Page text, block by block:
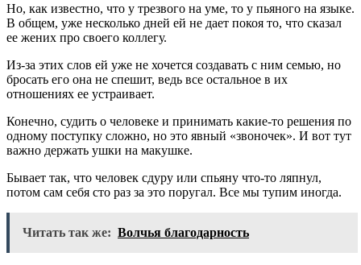
Но, как известно, что у трезвого на уме, то у пьяного на языке.
В общем, уже несколько дней ей не дает покоя то, что сказал
ее жених про своего коллегу.
Из-за этих слов ей уже не хочется создавать с ним семью, но
бросать его она не спешит, ведь все остальное в их
отношениях ее устраивает.
Конечно, судить о человеке и принимать какие-то решения по
одному поступку сложно, но это явный «звоночек». И вот тут
важно держать ушки на макушке.
Бывает так, что человек сдуру или спьяну что-то ляпнул,
потом сам себя сто раз за это поругал. Все мы тупим иногда.
Читать так же: Волчья благодарность